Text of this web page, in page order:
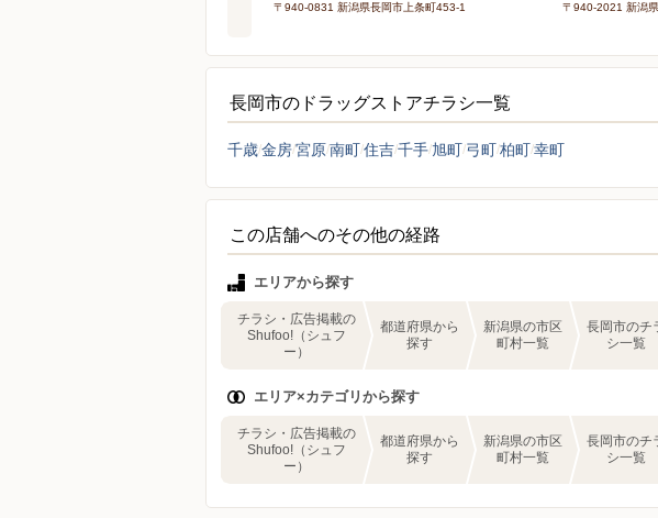
〒940-0831 新潟県長岡市上条町453-1 〒940-2021 新潟
長岡市のドラッグストアチラシ一覧
千歳金房宮原南町住吉千手旭町 弓町柏町幸町
この店舗へのその他の経路
エリアから探す
チラシ・広告掲載の
Shufoo!（シュフ
ー）
都道府県から
探す
新潟県の市区
町村一覧
長岡市のチ
シ一覧
エリア×カテゴリから探す
チラシ・広告掲載の
Shufoo!（シュフ
ー）
都道府県から
探す
新潟県の市区
町村一覧
長岡市のチ
シ一覧